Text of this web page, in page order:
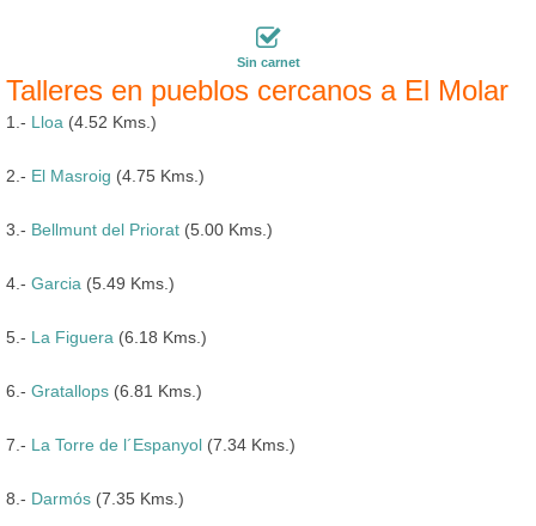
Sin carnet
Talleres en pueblos cercanos a El Molar
1.- Lloa (4.52 Kms.)
2.- El Masroig (4.75 Kms.)
3.- Bellmunt del Priorat (5.00 Kms.)
4.- Garcia (5.49 Kms.)
5.- La Figuera (6.18 Kms.)
6.- Gratallops (6.81 Kms.)
7.- La Torre de l´Espanyol (7.34 Kms.)
8.- Darmós (7.35 Kms.)